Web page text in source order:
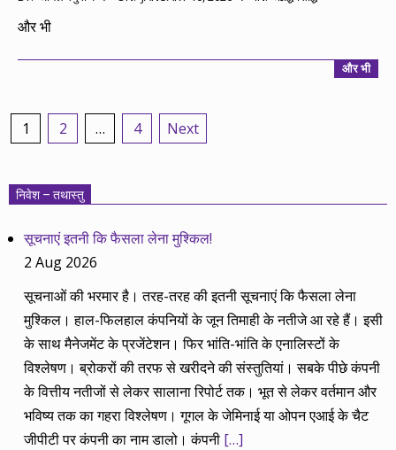
01-
और भी
और भी
Posts
1 2 … 4 Next
निवेश – तथास्तु
सूचनाएं इतनी कि फैसला लेना मुश्किल!
2 Aug 2026
सूचनाओं की भरमार है। तरह-तरह की इतनी सूचनाएं कि फैसला लेना
मुश्किल। हाल-फिलहाल कंपनियों के जून तिमाही के नतीजे आ रहे हैं। इसी
के साथ मैनेजमेंट के प्रजेंटेशन। फिर भांति-भांति के एनालिस्टों के
विश्लेषण। ब्रोकरों की तरफ से खरीदने की संस्तुतियां। सबके पीछे कंपनी
के वित्तीय नतीजों से लेकर सालाना रिपोर्ट तक। भूत से लेकर वर्तमान और
भविष्य तक का गहरा विश्लेषण। गूगल के जेमिनाई या ओपन एआई के चैट
जीपीटी पर कंपनी का नाम डालो। कंपनी […]